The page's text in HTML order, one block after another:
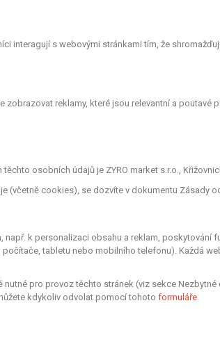
interagují s webovými stránkami tím, že
reklamy, které jsou relevantní a
osobních údajů je ZYRO market s.r.o.,
cookies), se dozvíte v dokumentu Zásady
k personalizaci obsahu a reklam,
tabletu nebo mobilního telefonu). Každá
pro provoz těchto stránek (viz sekce
kdykoliv odvolat pomocí tohoto formuláře.